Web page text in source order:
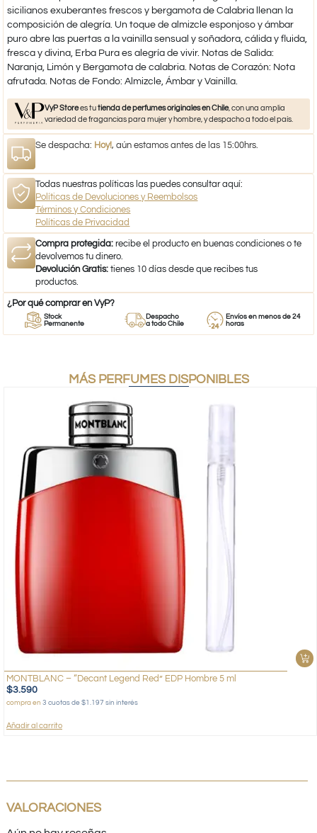
sicilianos exuberantes frescos y bergamota de Calabria llenan la
composición de alegría. Un toque de almizcle esponjoso y ámbar
puro abre las puertas a la vainilla sensual y soñadora, cálida y fluida,
fresca y divina, Erba Pura es alegría de vivir. Notas de Salida:
Naranja, Limón y Bergamota de calabria. Notas de Corazón: Nota
afrutada. Notas de Fondo: Almizcle, Ámbar y Vainilla.
VyP Storees tutienda de perfumes originales en Chile, con una amplia
variedad de fragancias para mujer y hombre, y despacho a todo el país.
Se despacha: Hoy!, aún estamos antes de las 15:00hrs.
Todas nuestras políticas las puedes consultar aquí:
Políticas de Devoluciones y Reembolsos
Términos y Condiciones
Políticas de Privacidad
Compra protegida: recibe el producto en buenas condiciones o te
devolvemos tu dinero.
Devolución Gratis: tienes 10 días desde que recibes tus
productos.
¿Por qué comprar en VyP?
Stock
Permanente
Despacho
a todo Chile
Envíos en menos de 24
horas
MÁS PERFUMES DISPONIBLES
MONTBLANC – “Decant Legend Red” EDP Hombre 5 ml
$3.590
compra en 3 cuotas de $1.197 sin interés
Añadir al carrito
VALORACIONES